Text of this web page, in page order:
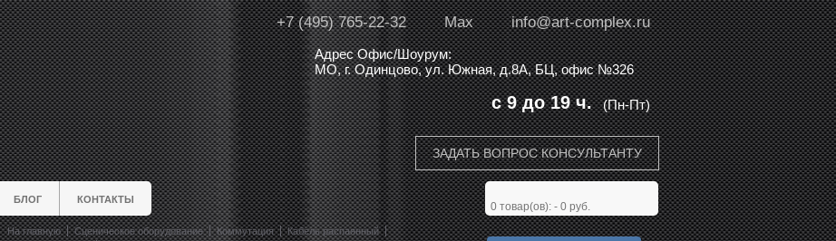
info@art-complex.ru
Max
+7 (495) 765-22-32
Адрес Офис/Шоурум:
МО, г. Одинцово, ул. Южная, д.8А, БЦ, офис №326
(Пн-Пт)
с 9 до 19 ч.
ЗАДАТЬ ВОПРОС КОНСУЛЬТАНТУ
БЛОГ КОНТАКТЫ
0 товар(ов): - 0 руб.
На главную Сценическое оборудование Коммутация
Кабель распаянный